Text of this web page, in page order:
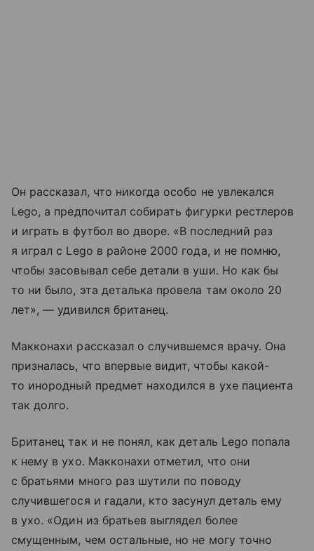
Он рассказал, что никогда особо не увлекался
Lego, а предпочитал собирать фигурки рестлеров
и играть в футбол во дворе. «В последний раз
я играл с Lego в районе 2000 года, и не помню,
чтобы засовывал себе детали в уши. Но как бы
то ни было, эта деталька провела там около 20
лет», — удивился британец.
Макконахи рассказал о случившемся врачу. Она
призналась, что впервые видит, чтобы какой-
то инородный предмет находился в ухе пациента
так долго.
Британец так и не понял, как деталь Lego попала
к нему в ухо. Макконахи отметил, что они
с братьями много раз шутили по поводу
случившегося и гадали, кто засунул деталь ему
в ухо. «Один из братьев выглядел более
смущенным, чем остальные, но не могу точно